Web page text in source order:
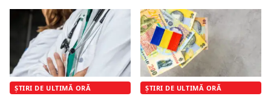
ȘTIRI DE ULTIMĂ ORĂ ȘTIRI DE ULTIMĂ ORĂ